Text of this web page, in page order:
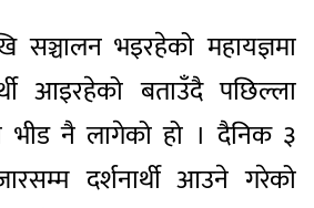
भइरहेको महायज्ञमा
आइरहेको बताउँदै पछिल्ला
भीड नै लागेको हो । दैनिक ३
दर्शनार्थी आउने गरेको